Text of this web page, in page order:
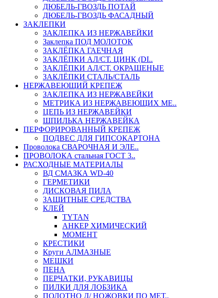
ДЮБЕЛЬ-ГВОЗДЬ ПОТАЙ
ДЮБЕЛЬ-ГВОЗДЬ ФАСАДНЫЙ
ЗАКЛЕПКИ
ЗАКЛЕПКА ИЗ НЕРЖАВЕЙКИ
Заклепка ПОД МОЛОТОК
ЗАКЛЁПКА ГАЕЧНАЯ
ЗАКЛЁПКИ АЛ/СТ. ЦИНК (DI..
ЗАКЛЁПКИ АЛ/СТ. ОКРАШЕНЫЕ
ЗАКЛЁПКИ СТАЛЬ/СТАЛЬ
НЕРЖАВЕЮЩИЙ КРЕПЕЖ
ЗАКЛЕПКА ИЗ НЕРЖАВЕЙКИ
МЕТРИКА ИЗ НЕРЖАВЕЮЩИХ МЕ..
ЦЕПЬ ИЗ НЕРЖАВЕЙКИ
ШПИЛЬКА НЕРЖАВЕЙКА
ПЕРФОРИРОВАННЫЙ КРЕПЕЖ
ПОДВЕС ДЛЯ ГИПСОКАРТОНА
Проволока СВАРОЧНАЯ И ЭЛЕ..
ПРОВОЛОКА стальная ГОСТ 3..
РАСХОДНЫЕ МАТЕРИАЛЫ
ВД СМАЗКА WD-40
ГЕРМЕТИКИ
ДИСКОВАЯ ПИЛА
ЗАЩИТНЫЕ СРЕДСТВА
КЛЕЙ
TYTAN
АНКЕР ХИМИЧЕСКИЙ
МОМЕНТ
КРЕСТИКИ
Круги АЛМАЗНЫЕ
МЕШКИ
ПЕНА
ПЕРЧАТКИ, РУКАВИЦЫ
ПИЛКИ ДЛЯ ЛОБЗИКА
ПОЛОТНО Д/ НОЖОВКИ ПО МЕТ..